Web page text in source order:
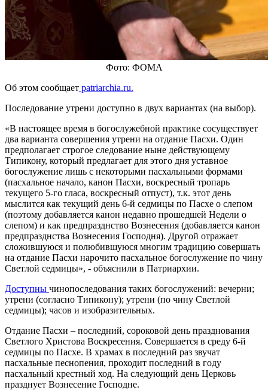
Фото: ФОМА
Об этом сообщает patriarchia.ru.
Последование утрени доступно в двух вариантах (на выбор).
«В настоящее время в богослужебной практике сосуществует
два варианта совершения утрени на отдание Пасхи. Один
предполагает строгое следование ныне действующему
Типикону, который предлагает для этого дня уставное
богослужение лишь с некоторыми пасхальными формами
(пасхальное начало, канон Пасхи, воскресный тропарь
текущего 5-го гласа, воскресный отпуст), т.к. этот день
мыслится как текущий день 6-й седмицы по Пасхе о слепом
(поэтому добавляется канон недавно прошедшей Недели о
слепом) и как предпразднство Вознесения (добавляется канон
предпразднства Вознесения Господня). Другой отражает
сложившуюся и полюбившуюся многим традицию совершать
на отдание Пасхи нарочито пасхальное богослужение по чину
Светлой седмицы», - объяснили в Патриархии.
Доступны чинопоследования таких богослужений: вечерни;
утрени (согласно Типикону); утрени (по чину Светлой
седмицы); часов и изобразительных.
Отдание Пасхи – последний, сороковой день празднования
Светлого Христова Воскресения. Совершается в среду 6-й
седмицы по Пасхе. В храмах в последний раз звучат
пасхальные песнопения, проходит последний в году
пасхальный крестный ход. На следующий день Церковь
празднует Вознесение Господне.